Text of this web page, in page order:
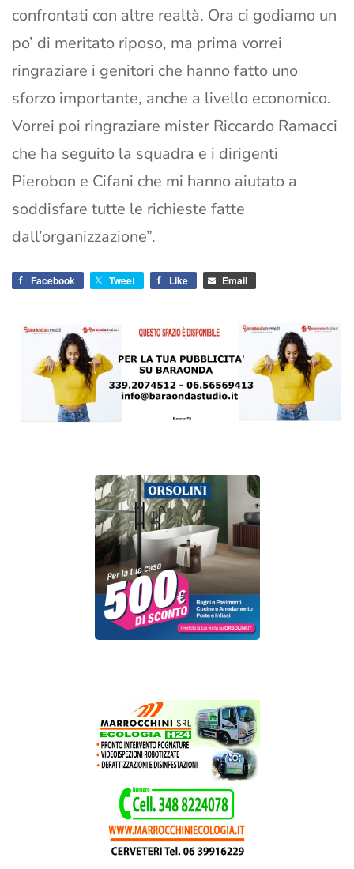
confrontati con altre realtà. Ora ci godiamo un
po’ di meritato riposo, ma prima vorrei
ringraziare i genitori che hanno fatto uno
sforzo importante, anche a livello economico.
Vorrei poi ringraziare mister Riccardo Ramacci
che ha seguito la squadra e i dirigenti
Pierobon e Cifani che mi hanno aiutato a
soddisfare tutte le richieste fatte
dall’organizzazione”.
Facebook Tweet Like Email